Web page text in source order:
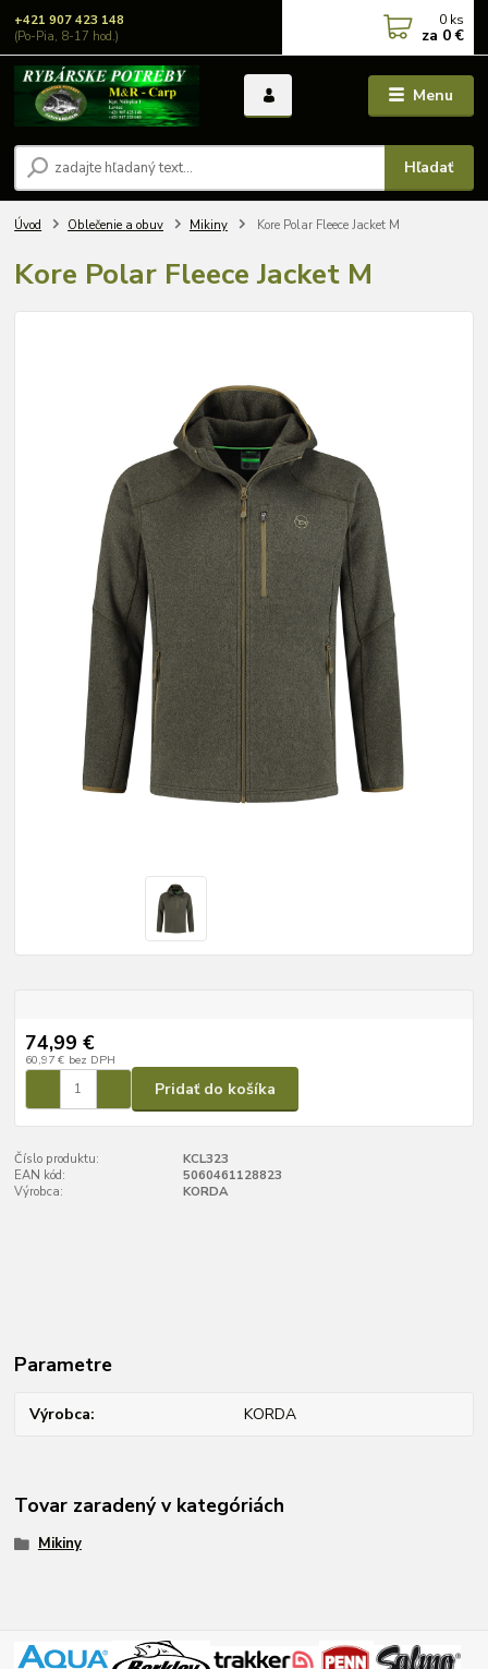
Menu
Hľadať
+421 907 423 148
(Po-Pia, 8-17 hod.)
0 ks
za 0 €
Úvod Oblečenie a obuv Mikiny Kore Polar Fleece Jacket M
Kore Polar Fleece Jacket M
74,99 €
60,97 € bez DPH
Pridať do košíka
Číslo produktu:
KCL323
EAN kód:
5060461128823
Výrobca:
KORDA
Parametre
Výrobca KORDA
Tovar zaradený v kategóriách
Mikiny